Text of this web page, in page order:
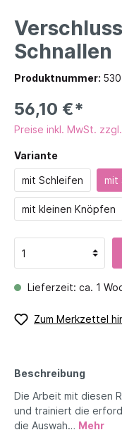
Schnallen
Produktnummer:
56,10 €*
Preise inkl. MwSt.
Variante
mit Schleifen mit
mit kleinen Knöpfen
Lieferzeit: ca. 1
Zum Merkzettel
Beschreibung
Die Arbeit mit diesen
und trainiert die
die Auswah… Mehr